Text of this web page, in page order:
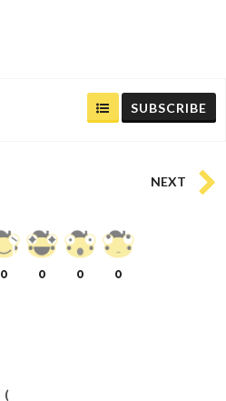
SUBSCRIBE
NEXT
0 0 0 0
(